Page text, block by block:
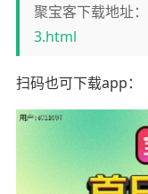
聚宝客下载地址：
3.html
扫码也可下载app：